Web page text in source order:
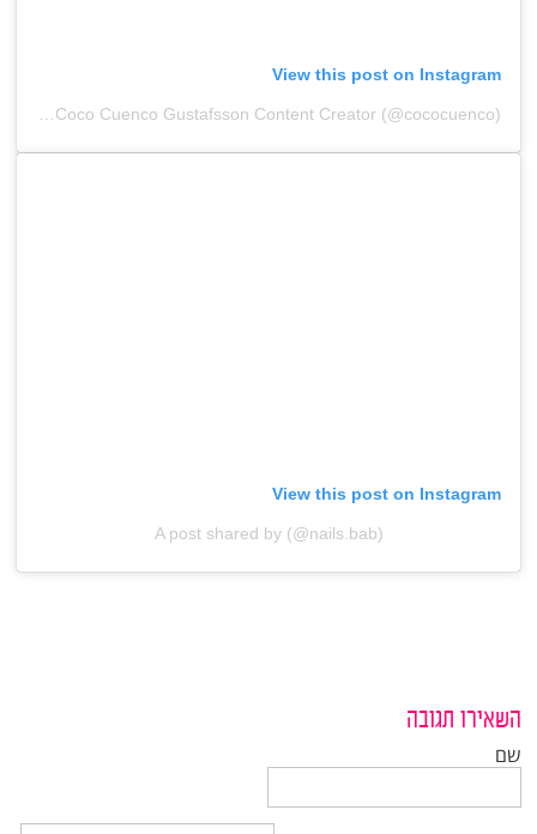
View this post on Instagram
View this post on Instagram
A post shared by (@nails.bab)
השאירו תגובה
שם